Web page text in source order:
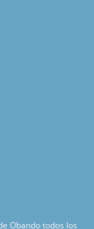
Obando todos los